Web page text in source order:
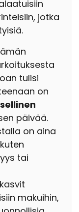
jotka
tulisi
on
päivää.
on aina
tai
makuihin,